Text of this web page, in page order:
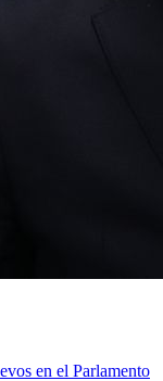
en el Parlamento